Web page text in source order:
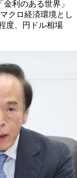
利のある世界」
クロ経済環境とし
度、円ドル相場